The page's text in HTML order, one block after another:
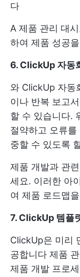
다
A 제품 관리 대
하여 제품 성공
6. ClickUp 자동
와 ClickUp 자동
이나 반복 보고
할 수 있습니다.
절약하고 오류
중할 수 있도록
제품 개발과 관
세요. 이러한 아
여 제품 로드맵
7. ClickUp 템플
ClickUp은 미리
공합니다 제품
제품 개발 프로